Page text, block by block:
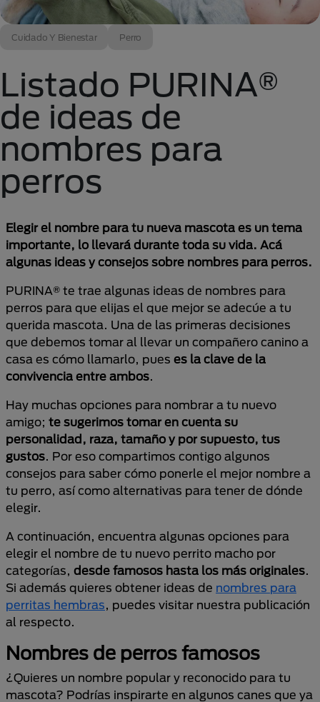
Cuidado Y Bienestar Perro
Listado PURINA®
de ideas de
nombres para
perros
Elegir el nombre para tu nueva mascota es un tema
importante, lo llevará durante toda su vida. Acá
algunas ideas y consejos sobre nombres para perros.
PURINA® te trae algunas ideas de nombres para
perros para que elijas el que mejor se adecúe a tu
querida mascota. Una de las primeras decisiones
que debemos tomar al llevar un compañero canino a
casa es cómo llamarlo, pues es la clave de la
convivencia entre ambos.
Hay muchas opciones para nombrar a tu nuevo
amigo; te sugerimos tomar en cuenta su
personalidad, raza, tamaño y por supuesto, tus
gustos. Por eso compartimos contigo algunos
consejos para saber cómo ponerle el mejor nombre a
tu perro, así como alternativas para tener de dónde
elegir.
A continuación, encuentra algunas opciones para
elegir el nombre de tu nuevo perrito macho por
categorías, desde famosos hasta los más originales.
Si además quieres obtener ideas de nombres para
perritas hembras, puedes visitar nuestra publicación
al respecto.
Nombres de perros famosos
¿Quieres un nombre popular y reconocido para tu
mascota? Podrías inspirarte en algunos canes que ya